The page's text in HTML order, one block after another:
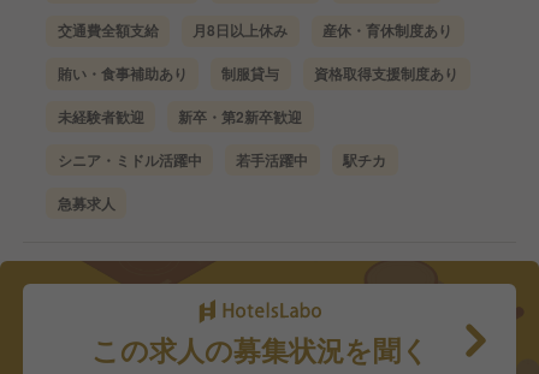
交通費全額支給 月8日以上休み 産休・育休制度あり
賄い・食事補助あり 制服貸与 資格取得支援制度あり
未経験者歓迎 新卒・第2新卒歓迎
シニア・ミドル活躍中 若手活躍中 駅チカ
急募求人
この求人の募集状況を聞く